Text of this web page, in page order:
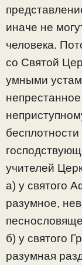
иначе не
человека.
со Святой
умными
учителей
а) у святого
разумное,
б) у святого
разумная